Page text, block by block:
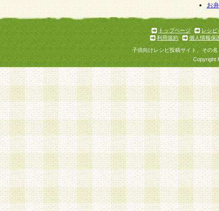
お
トップページ
レシピ
利用規約
個人情報保
子供向けレシピ投稿サイト、その
Copyright